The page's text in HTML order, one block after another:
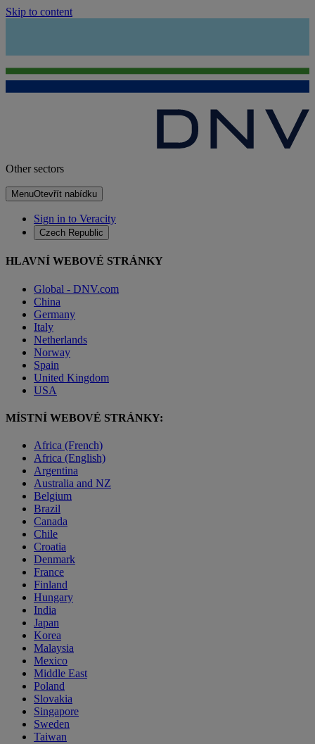
Skip to content
Other sectors
MenuOtevřít nabídku
Sign in to Veracity
Czech Republic
HLAVNÍ WEBOVÉ STRÁNKY
Global - DNV.com
China
Germany
Italy
Netherlands
Norway
Spain
United Kingdom
USA
MÍSTNÍ WEBOVÉ STRÁNKY:
Africa (French)
Africa (English)
Argentina
Australia and NZ
Belgium
Brazil
Canada
Chile
Croatia
Denmark
France
Finland
Hungary
India
Japan
Korea
Malaysia
Mexico
Middle East
Poland
Slovakia
Singapore
Sweden
Taiwan